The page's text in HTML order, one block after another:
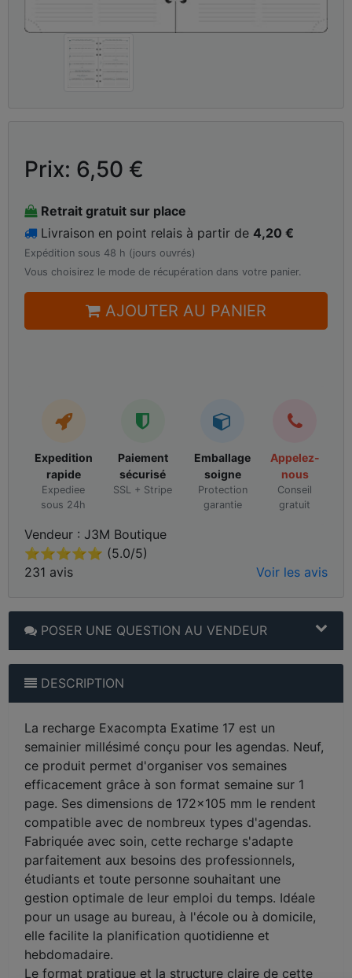
Prix: 6,50 €
Retrait gratuit sur place
Livraison en point relais à partir de 4,20 €
Expédition sous 48 h (jours ouvrés)
Vous choisirez le mode de récupération dans votre panier.
AJOUTER AU PANIER
Expedition
rapide
Expediee
sous 24h
Paiement
sécurisé
SSL + Stripe
Emballage
soigne
Protection
garantie
Appelez-
nous
Conseil
gratuit
Vendeur : J3M Boutique
⭐⭐⭐⭐⭐ (5.0/5)
231 avis
Voir les avis
POSER UNE QUESTION AU VENDEUR
DESCRIPTION
La recharge Exacompta Exatime 17 est un
semainier millésimé conçu pour les agendas. Neuf,
ce produit permet d'organiser vos semaines
efficacement grâce à son format semaine sur 1
page. Ses dimensions de 172x105 mm le rendent
compatible avec de nombreux types d'agendas.
Fabriquée avec soin, cette recharge s'adapte
parfaitement aux besoins des professionnels,
étudiants et toute personne souhaitant une
gestion optimale de leur emploi du temps. Idéale
pour un usage au bureau, à l'école ou à domicile,
elle facilite la planification quotidienne et
hebdomadaire.
Le format pratique et la structure claire de cette